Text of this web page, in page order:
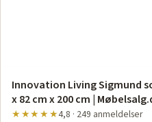
Innovation Living Sigmund
x 82 cm x 200 cm |
★★★★★4,8 · 249 anmeldelser